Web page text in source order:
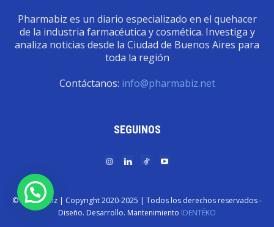
Pharmabiz es un diario especializado en el quehacer
de la industria farmacéutica y cosmética. Investiga y
analiza noticias desde la Ciudad de Buenos Aires para
toda la región
Contáctanos: info@pharmabiz.net
SEGUINOS
© Pharmabiz | Copyrıght 2020-2025 | Todos los derechos reservados -
Diseño. Desarrollo. Mantenimiento IDENTËKO